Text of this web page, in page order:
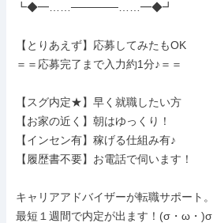
┗◆━……──────……━◆┛
【とりあえず】応募してみたもOK
＝＝応募完了まで入力約1分♪＝＝
【スグ内定★】早く就職したい方
【お家の近く】朝はゆっくり！
【インセン有】稼げる仕組み有♪
【履歴書不要】お電話で伺います！
キャリアアドバイザーが転職サポート。
最短１週間で内定が出ます！(σ・ω・)σ